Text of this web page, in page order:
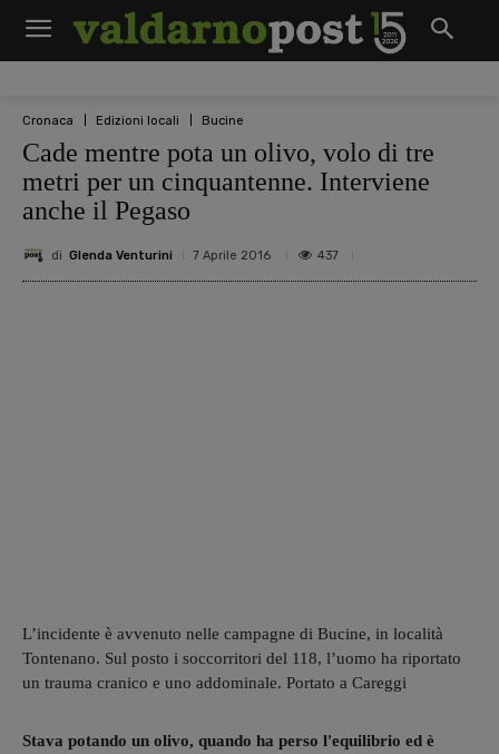
Cronaca Edizioni locali Bucine
Cade mentre pota un olivo, volo di tre
metri per un cinquantenne. Interviene
anche il Pegaso
di Glenda Venturini 7 Aprile 2016 437
L’incidente è avvenuto nelle campagne di Bucine, in località
Tontenano. Sul posto i soccorritori del 118, l’uomo ha riportato
un trauma cranico e uno addominale. Portato a Careggi
Stava potando un olivo, quando ha perso l'equilibrio ed è